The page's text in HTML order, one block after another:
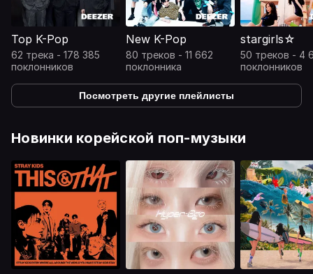
Top K-Pop
62 трека - 178 385
поклонников
New K-Pop
80 треков - 11 662
поклонника
stargirls☆
50 треков - 4
поклонников
Посмотреть другие плейлисты
Новинки корейской поп-музыки